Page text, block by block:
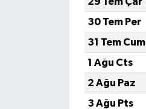
30 Tem Per
31 Tem Cum
1 Ağu Cts
2 Ağu Paz
3 Ağu Pts